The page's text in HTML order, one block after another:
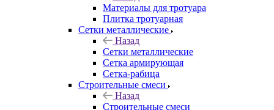
Материалы для тротуара
Плитка тротуарная
Сетки металлические
Назад
Сетки металлические
Сетка армирующая
Сетка-рабица
Строительные смеси
Назад
Строительные смеси